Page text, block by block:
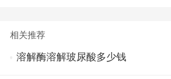
相关推荐
溶解酶溶解玻尿酸多少钱